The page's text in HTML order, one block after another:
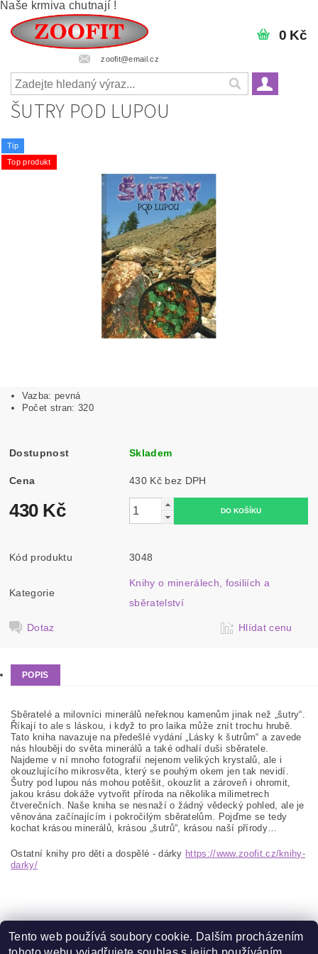
Naše krmiva chutnají !
zoofit@email.cz
0 Kč
ŠUTRY POD LUPOU
Tip
Top produkt
Vazba: pevná
Počet stran: 320
Dostupnost Skladem
Cena 430 Kč bez DPH
430 Kč
Kód produktu 3048
Kategorie
Knihy o minerálech, fosiliích a
sběratelství
Dotaz Hlídat cenu
POPIS
Sběratelé a milovníci minerálů neřeknou kamenům jinak než „šutry“.
Říkají to ale s láskou, i když to pro laika může znít trochu hrubě.
Tato kniha navazuje na předešlé vydání „Lásky k šutrům“ a zavede
nás hlouběji do světa minerálů a také odhalí duši sběratele.
Najdeme v ní mnoho fotografií nejenom velikých krystalů, ale i
okouzlujícího mikrosvěta, který se pouhým okem jen tak nevidí.
Šutry pod lupou nás mohou potěšit, okouzlit a zároveň i ohromit,
jakou krásu dokáže vytvořit příroda na několika milimetrech
čtverečních. Naše kniha se nesnaží o žádný vědecký pohled, ale je
věnována začínajícím i pokročilým sběratelům. Pojďme se tedy
kochat krásou minerálů, krásou „šutrů“, krásou naší přírody…
Ostatní knihy pro děti a dospělé - dárky https://www.zoofit.cz/knihy-
darky/
Tento web používá soubory cookie. Dalším procházením